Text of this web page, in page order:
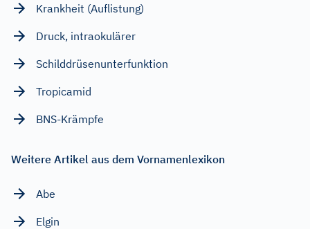
Krankheit (Auflistung)
Druck, intraokulärer
Schilddrüsenunterfunktion
Tropicamid
BNS-Krämpfe
Weitere Artikel aus dem Vornamenlexikon
Abe
Elgin